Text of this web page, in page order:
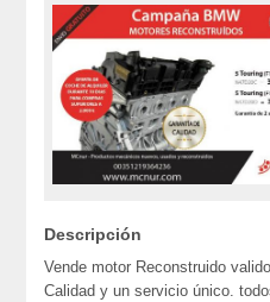
Descripción
Vende motor Reconstruido
Calidad y un servicio único.